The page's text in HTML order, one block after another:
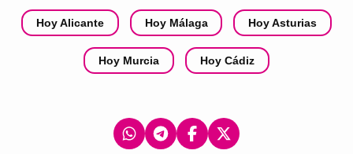
Hoy Alicante Hoy Málaga Hoy Asturias
Hoy Murcia Hoy Cádiz